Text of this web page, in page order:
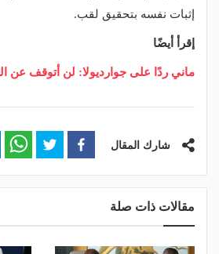
إثبات نفسه بتحقيق لقب.
إقرأ أيضًا
ماني ردًا على جوارديولا: لن أتوقف عن
شارك المقال
مقالات ذات صلة